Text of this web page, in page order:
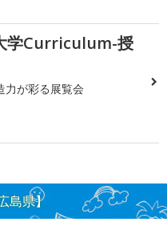
学Curriculum-授
力が彩る展覧会
島県】